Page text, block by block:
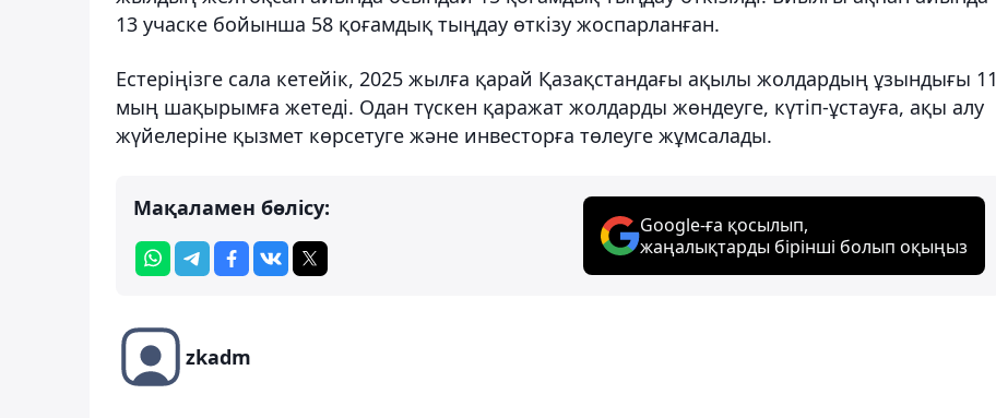
13 учаске бойынша 58 қоғамдық тыңдау өткізу жоспарланған.
Естеріңізге сала кетейік, 2025 жылға қарай Қазақстандағы ақылы жолдардың ұзындығы 11
мың шақырымға жетеді. Одан түскен қаражат жолдарды жөндеуге, күтіп-ұстауға, ақы алу
жүйелеріне қызмет көрсетуге және инвесторға төлеуге жұмсалады.
Мақаламен бөлісу:
Google-ға қосылып,
жаңалықтарды бірінші болып оқыңыз
zkadm